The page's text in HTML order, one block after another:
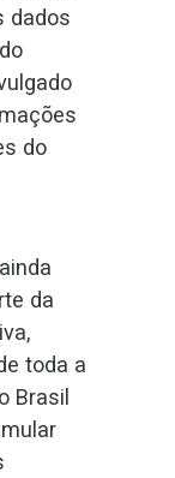
dados
do
da
toda a
Brasil